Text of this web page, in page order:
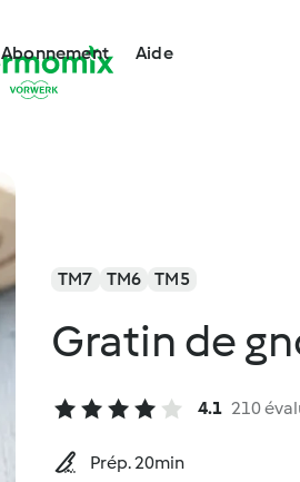
Abonnement Aide
TM7 TM6 TM5
Gratin de
4.1 210
Prép. 20min